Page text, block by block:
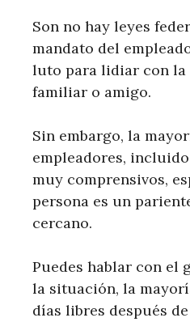
Son no hay leyes
mandato del
luto para lidiar con la
familiar o amigo.
Sin embargo, la
empleadores, incluido
muy comprensivos,
persona es un
cercano.
Puedes hablar con el
la situación, la
días libres después